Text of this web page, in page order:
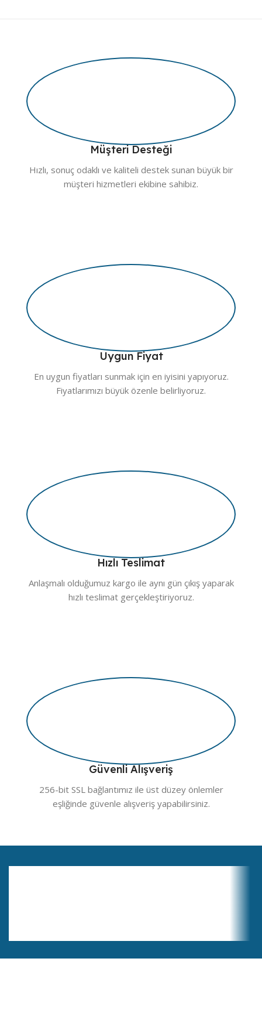
Müşteri Desteği
Hızlı, sonuç odaklı ve kaliteli destek sunan büyük bir
müşteri hizmetleri ekibine sahibiz.
Uygun Fiyat
En uygun fiyatları sunmak için en iyisini yapıyoruz.
Fiyatlarımızı büyük özenle belirliyoruz.
Hızlı Teslimat
Anlaşmalı olduğumuz kargo ile aynı gün çıkış yaparak
hızlı teslimat gerçekleştiriyoruz.
Güvenli Alışveriş
256-bit SSL bağlantımız ile üst düzey önlemler
eşliğinde güvenle alışveriş yapabilirsiniz.